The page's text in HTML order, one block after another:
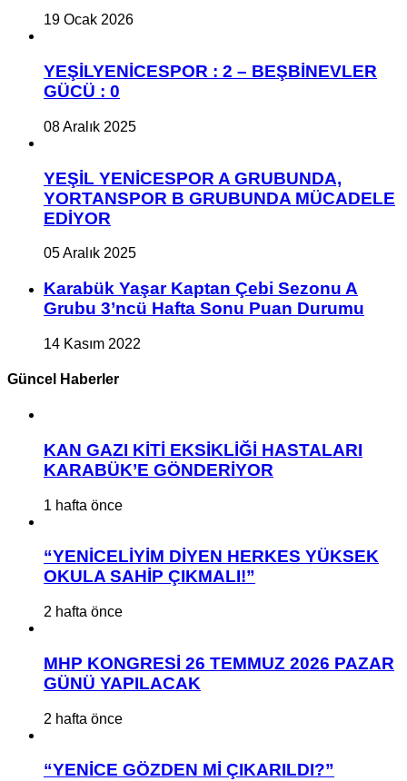
19 Ocak 2026
YEŞİLYENİCESPOR : 2 – BEŞBİNEVLER
GÜCÜ : 0
08 Aralık 2025
YEŞİL YENİCESPOR A GRUBUNDA,
YORTANSPOR B GRUBUNDA MÜCADELE
EDİYOR
05 Aralık 2025
Karabük Yaşar Kaptan Çebi Sezonu A
Grubu 3’ncü Hafta Sonu Puan Durumu
14 Kasım 2022
Güncel Haberler
KAN GAZI KİTİ EKSİKLİĞİ HASTALARI
KARABÜK’E GÖNDERİYOR
1 hafta önce
“YENİCELİYİM DİYEN HERKES YÜKSEK
OKULA SAHİP ÇIKMALI!”
2 hafta önce
MHP KONGRESİ 26 TEMMUZ 2026 PAZAR
GÜNÜ YAPILACAK
2 hafta önce
“YENİCE GÖZDEN Mİ ÇIKARILDI?”